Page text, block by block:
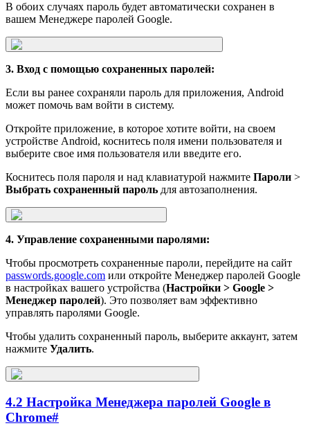
В обоих случаях пароль будет автоматически сохранен в
вашем Менеджере паролей Google.
3. Вход с помощью сохраненных паролей:
Если вы ранее сохраняли пароль для приложения, Android
может помочь вам войти в систему.
Откройте приложение, в которое хотите войти, на своем
устройстве Android, коснитесь поля имени пользователя и
выберите свое имя пользователя или введите его.
Коснитесь поля пароля и над клавиатурой нажмите Пароли >
Выбрать сохраненный пароль для автозаполнения.
4. Управление сохраненными паролями:
Чтобы просмотреть сохраненные пароли, перейдите на сайт
passwords.google.com или откройте Менеджер паролей Google
в настройках вашего устройства (Настройки > Google >
Менеджер паролей). Это позволяет вам эффективно
управлять паролями Google.
Чтобы удалить сохраненный пароль, выберите аккаунт, затем
нажмите Удалить.
4.2 Настройка Менеджера паролей Google в
Chrome#